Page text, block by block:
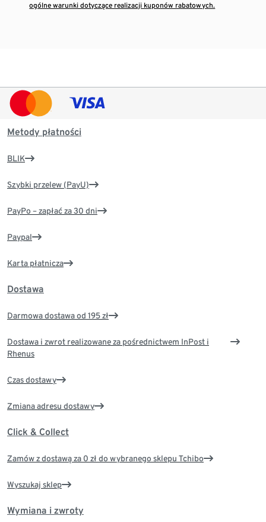
ogólne warunki dotyczące realizacji kuponów rabatowych.
Metody płatności
BLIK
Szybki przelew (PayU)
PayPo – zapłać za 30 dni
Paypal
Karta płatnicza
Dostawa
Darmowa dostawa od 195 zł
Dostawa i zwrot realizowane za pośrednictwem InPost i
Rhenus
Czas dostawy
Zmiana adresu dostawy
Click & Collect
Zamów z dostawą za 0 zł do wybranego sklepu Tchibo
Wyszukaj sklep
Wymiana i zwroty